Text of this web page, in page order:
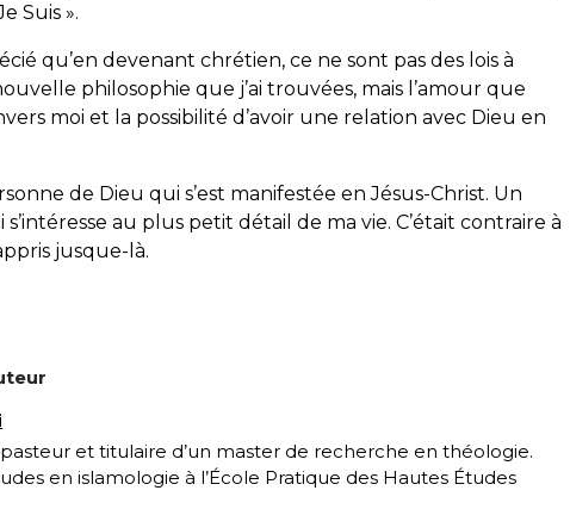
Suis ».
qu’en devenant chrétien, ce ne sont pas des lois à
philosophie que j’ai trouvées, mais l’amour que
moi et la possibilité d’avoir une relation avec Dieu en
de Dieu qui s’est manifestée en Jésus-Christ. Un
s’intéresse au plus petit détail de ma vie. C’était contraire à
jusque-là.
et titulaire d’un master de recherche en théologie.
en islamologie à l’École Pratique des Hautes Études